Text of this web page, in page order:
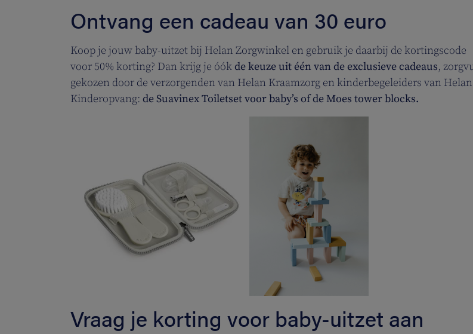
Ontvang een cadeau van 30 euro
Koop je jouw baby-uitzet bij Helan Zorgwinkel en gebruik je daarbij de kortingscode
voor 50% korting? Dan krijg je óók de keuze uit één van de exclusieve cadeaus,
gekozen door de verzorgenden van Helan Kraamzorg en kinderbegeleiders van Helan
Kinderopvang: de Suavinex Toiletset voor baby’s of de Moes tower blocks.
Vraag je korting voor baby-uitzet aan